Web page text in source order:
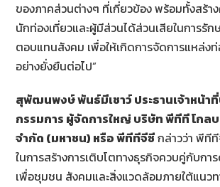
ของภาคส่วนต่างๆ ที่เกี่ยวข้อง พร้อมทั้งสร้า
นักท่องเที่ยวและผู้มีส่วนได้ส่วนเสียในการรั
ตอบแทนสังคม เพื่อให้เกิดการจัดการแหล่งท่
อย่างยั่งยืนต่อไป”
สุพัฒนพงษ์ พันธ์มีเชาว์ ประธานเจ้าหน้า
กรรมการ ผู้จัดการใหญ่ บริษัท พีทีที โกล
จำกัด (มหาชน) หรือ พีทีทีจีซีกล่าวว่า พีที
ในการสร้างการเติบโตทางธุรกิจควบคู่กับกา
เพื่อชุมชน สังคมและสิ่งแวดล้อมภายใต้แนว